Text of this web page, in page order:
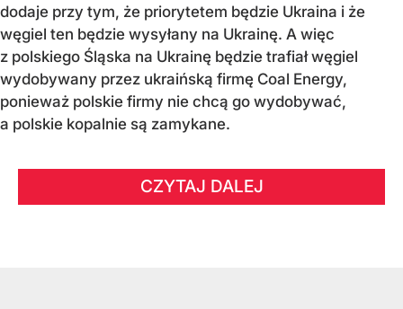
dodaje przy tym, że priorytetem będzie Ukraina i że
węgiel ten będzie wysyłany na Ukrainę. A więc
z polskiego Śląska na Ukrainę będzie trafiał węgiel
wydobywany przez ukraińską firmę Coal Energy,
ponieważ polskie firmy nie chcą go wydobywać,
a polskie kopalnie są zamykane.
CZYTAJ DALEJ